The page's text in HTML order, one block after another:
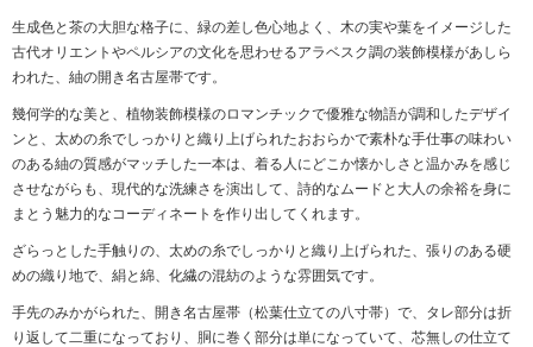
生成色と茶の大胆な格子に、緑の差し色心地よく、木の実や葉をイメージした
古代オリエントやペルシアの文化を思わせるアラベスク調の装飾模様があしら
われた、紬の開き名古屋帯です。
幾何学的な美と、植物装飾模様のロマンチックで優雅な物語が調和したデザイ
ンと、太めの糸でしっかりと織り上げられたおおらかで素朴な手仕事の味わい
のある紬の質感がマッチした一本は、着る人にどこか懐かしさと温かみを感じ
させながらも、現代的な洗練さを演出して、詩的なムードと大人の余裕を身に
まとう魅力的なコーディネートを作り出してくれます。
ざらっとした手触りの、太めの糸でしっかりと織り上げられた、張りのある硬
めの織り地で、絹と綿、化繊の混紡のような雰囲気です。
手先のみかがられた、開き名古屋帯（松葉仕立ての八寸帯）で、タレ部分は折
り返して二重になっており、胴に巻く部分は単になっていて、芯無しの仕立て